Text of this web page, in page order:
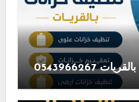
0543966267